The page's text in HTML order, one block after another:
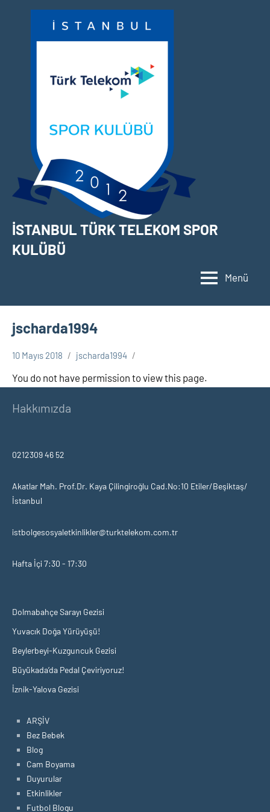
İSTANBUL TÜRK TELEKOM SPOR
KULÜBÜ
Menü
jscharda1994
10 Mayıs 2018 jscharda1994
You do not have permission to view this page.
Hakkımızda
0212309 46 52
Akatlar Mah. Prof.Dr. Kaya Çilingiroğlu Cad.No:10 Etiler/Beşiktaş/
İstanbul
istbolgesosyaletkinlikler@turktelekom.com.tr
Hafta İçi 7:30 - 17:30
Dolmabahçe Sarayı Gezisi
Yuvacık Doğa Yürüyüşü!
Beylerbeyi-Kuzguncuk Gezisi
Büyükada’da Pedal Çeviriyoruz!
İznik-Yalova Gezisi
ARŞİV
Bez Bebek
Blog
Cam Boyama
Duyurular
Etkinlikler
Futbol Blogu